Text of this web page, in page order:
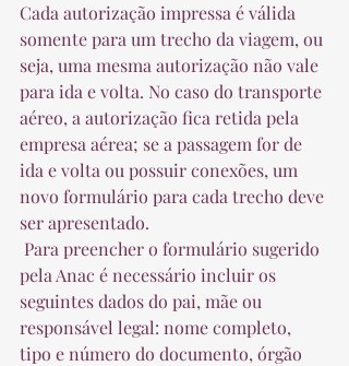
Cada autorização impressa é válida
somente para um trecho da viagem, ou
seja, uma mesma autorização não vale
para ida e volta. No caso do transporte
aéreo, a autorização fica retida pela
empresa aérea; se a passagem for de
ida e volta ou possuir conexões, um
novo formulário para cada trecho deve
ser apresentado.
pela Anac é necessário incluir os
seguintes dados do pai, mãe ou
responsável legal: nome completo,
tipo e número do documento, órgão